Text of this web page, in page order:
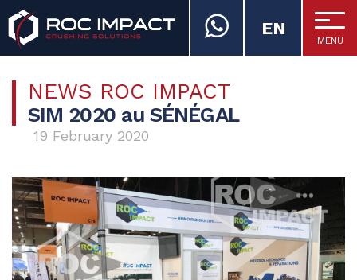
MENU
EN
NEWS ROC IMPACT
SIM 2020 au SÉNÉGAL
19 February 2020